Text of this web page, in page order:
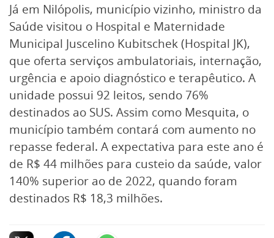
Já em Nilópolis, município vizinho, ministro da
Saúde visitou o Hospital e Maternidade
Municipal Juscelino Kubitschek (Hospital JK),
que oferta serviços ambulatoriais, internação,
urgência e apoio diagnóstico e terapêutico. A
unidade possui 92 leitos, sendo 76%
destinados ao SUS. Assim como Mesquita, o
município também contará com aumento no
repasse federal. A expectativa para este ano é
de R$ 44 milhões para custeio da saúde, valor
140% superior ao de 2022, quando foram
destinados R$ 18,3 milhões.